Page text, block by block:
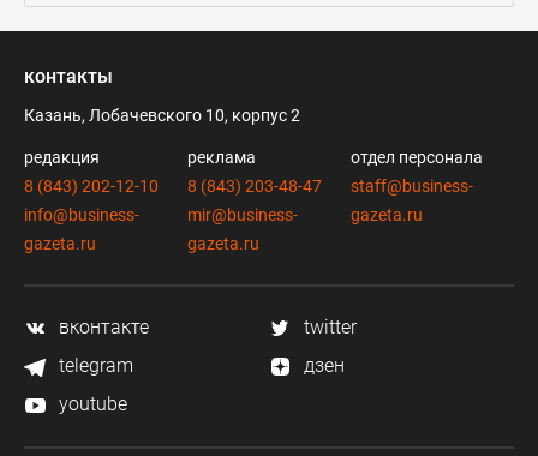
контакты
Казань, Лобачевского 10, корпус 2
редакция
8 (843) 202-12-10
info@business-
gazeta.ru
реклама
8 (843) 203-48-47
mir@business-
gazeta.ru
отдел персонала
staff@business-
gazeta.ru
вконтакте
twitter
telegram
дзен
youtube